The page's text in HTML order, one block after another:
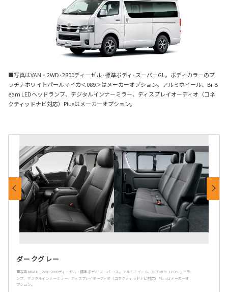
■写真はVAN・2WD･2800ディーゼル･標準ボディ･スーパーGL。ボディカラーのプ
ラチナホワイトパールマイカ＜089＞はメーカーオプション。アルミホイール、Bi-B
eam LEDヘッドランプ、デジタルインナーミラー、ディスプレイオーディオ（コネ
クティッドナビ対応）Plusはメーカーオプション。
ダークグレー
■写真はVAN・2WD･2800ディーゼル・標準ボディ･スーパーGL。アルミホイール、Bi-Beam LEDヘッドラ
ンプ、デジタルインナーミラー、ディスプレイオーディオ（コネクティッドナビ対応）Plusはメーカーオ
プション。